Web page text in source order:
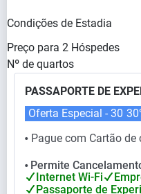
Condições de Estadia
Preço para 2 Hóspedes
Nº de quartos
PASSAPORTE DE
⬤ Pague com Cartão de
Oferta Especial - 30
⬤ Permite
Internet Wi-Fi
Passaporte de